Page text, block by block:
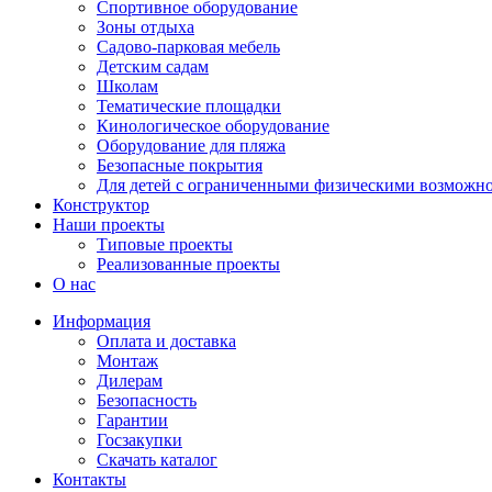
Безопасные покрытия
Тематические площадки
Игровые комплексы от 3 до 7 лет
Игровые комплексы от 5 до 12 лет
Горки
Игровые элементы
Качели балансирные
Качалки на пружине
Качели
Песочницы
Песочные городки
Детские столики и скамьи
Домики-беседки
Теневые навесы и сцены
Развивающие игровые элементы
ПДД для детей
Спортивное оборудование
Кинологическое оборудование
Оборудование для пляжа
Безопасные покрытия
Для детей с ограниченными физическими
Спортивное оборудование
Зоны отдыха
Садово-парковая мебель
Детским садам
Школам
Тематические площадки
Кинологическое оборудование
Оборудование для пляжа
Безопасные покрытия
Для детей с ограниченными физическими
Конструктор
Наши проекты
Типовые проекты
Реализованные проекты
О нас
Информация
Оплата и доставка
Монтаж
Дилерам
Безопасность
Гарантии
Госзакупки
Скачать каталог
Контакты